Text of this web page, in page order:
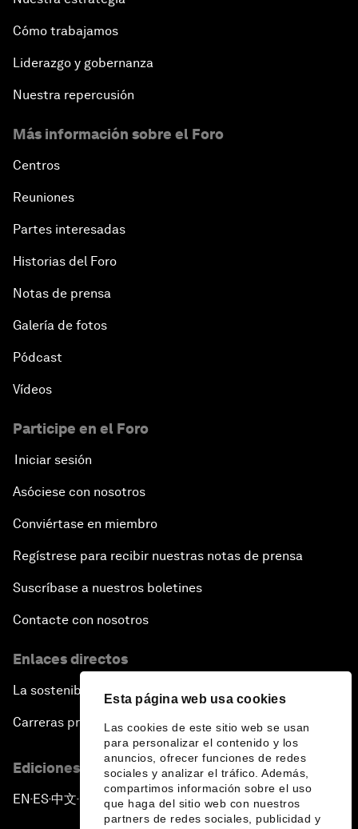
Esta página web usa cookies
Las cookies de este sitio web se usan
para personalizar el contenido y los
anuncios, ofrecer funciones de redes
sociales y analizar el tráfico. Además,
compartimos información sobre el uso
que haga del sitio web con nuestros
partners de redes sociales, publicidad y
Cómo trabajamos
Liderazgo y gobernanza
Nuestra repercusión
Más información sobre el Foro
Centros
Reuniones
Partes interesadas
Historias del Foro
Notas de prensa
Galería de fotos
Pódcast
Vídeos
Participe en el Foro
Iniciar sesión
Asóciese con nosotros
Conviértase en miembro
Regístrese para recibir nuestras notas de prensa
Suscríbase a nuestros boletines
Contacte con nosotros
Enlaces directos
La sostenibilidad en el Foro
Carreras profesionales
Ediciones en otros idiomas
EN ▪ ES▪中文▪ 日本語